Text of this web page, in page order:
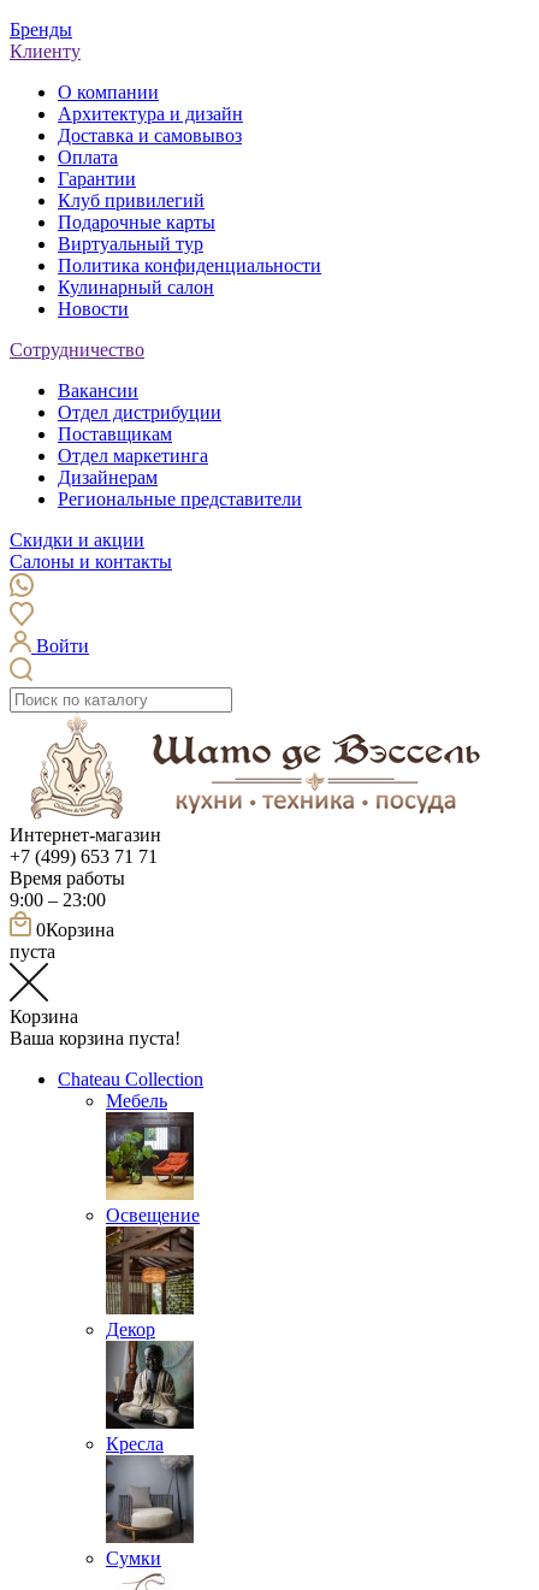
Бренды
Клиенту
О компании
Архитектура и дизайн
Доставка и самовывоз
Оплата
Гарантии
Клуб привилегий
Подарочные карты
Виртуальный тур
Политика конфиденциальности
Кулинарный салон
Новости
Сотрудничество
Вакансии
Отдел дистрибуции
Поставщикам
Отдел маркетинга
Дизайнерам
Региональные представители
Скидки и акции
Салоны и контакты
Войти
Интернет-магазин
+7 (499) 653 71 71
Время работы
9:00 – 23:00
0Корзина
пуста
Корзина
Ваша корзина пуста!
Chateau Collection
Мебель
Освещение
Декор
Кресла
Сумки